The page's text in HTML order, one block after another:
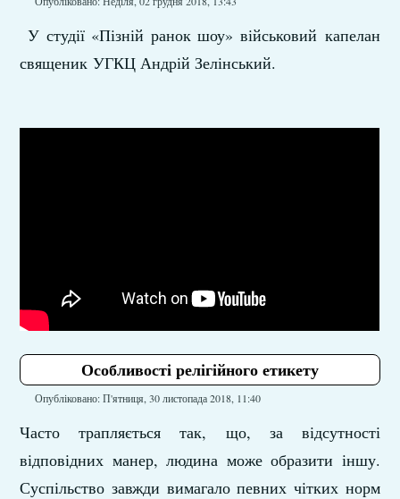
У студії «Пізній ранок шоу» військовий капелан
священик УГКЦ Андрій Зелінський.
Особливості релігійного етикету
Опубліковано: П'ятниця, 30 листопада 2018, 11:40
Часто трапляється так, що, за відсутності
відповідних манер, людина може образити іншу.
Суспільство завжди вимагало певних чітких норм